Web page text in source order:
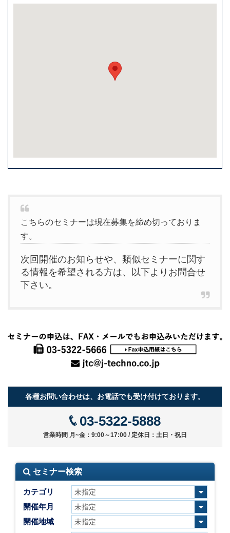
こちらのセミナーは現在募集を締め切っておりま
す。
次回開催のお知らせや、類似セミナーに関す
る情報を希望される方は、以下よりお問合せ
下さい。
各種お問い合わせは、お電話でも受け付けております。
03-5322-5888
営業時間 月~金：9:00～17:00 / 定休日：土日・祝日
セミナー検索
カテゴリ
開催年月
開催地域